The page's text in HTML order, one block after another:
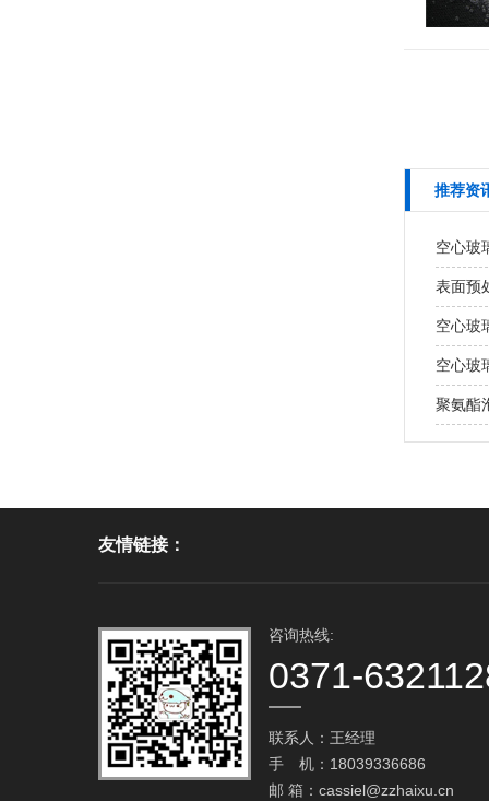
推荐资
空心玻
表面预
空心玻
空心玻
聚氨酯
友情链接：
咨询热线:
0371-
联系人：王经理
手 机：18039336686
邮 箱： cassiel@zzhaixu.cn